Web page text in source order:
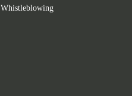
Whistleblowing